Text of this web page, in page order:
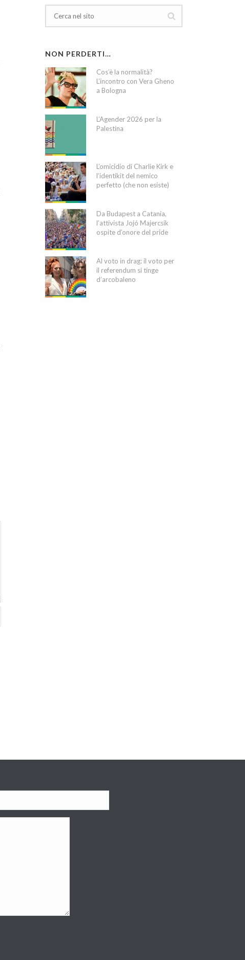
NON PERDERTI…
Cos’è la normalità?
L’incontro con Vera Gheno
a Bologna
L’Agender 2026 per la
Palestina
L’omicidio di Charlie Kirk e
l’identikit del nemico
perfetto (che non esiste)
Da Budapest a Catania,
l’attivista Jojó Majercsik
ospite d’onore del pride
Al voto in drag: il voto per
il referendum si tinge
d’arcobaleno